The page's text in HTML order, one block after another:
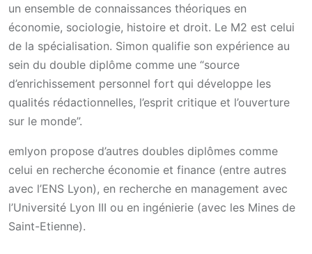
un ensemble de connaissances théoriques en
économie, sociologie, histoire et droit. Le M2 est celui
de la spécialisation. Simon qualifie son expérience au
sein du double diplôme comme une “source
d’enrichissement personnel fort qui développe les
qualités rédactionnelles, l’esprit critique et l’ouverture
sur le monde”.
emlyon propose d’autres doubles diplômes comme
celui en recherche économie et finance (entre autres
avec l’ENS Lyon), en recherche en management avec
l’Université Lyon III ou en ingénierie (avec les Mines de
Saint-Etienne).